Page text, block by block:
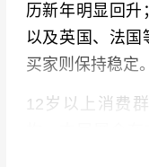
历新年明显回升
以及英国、法国
买家则保持稳定。
12岁以上消费
s）”，以可收